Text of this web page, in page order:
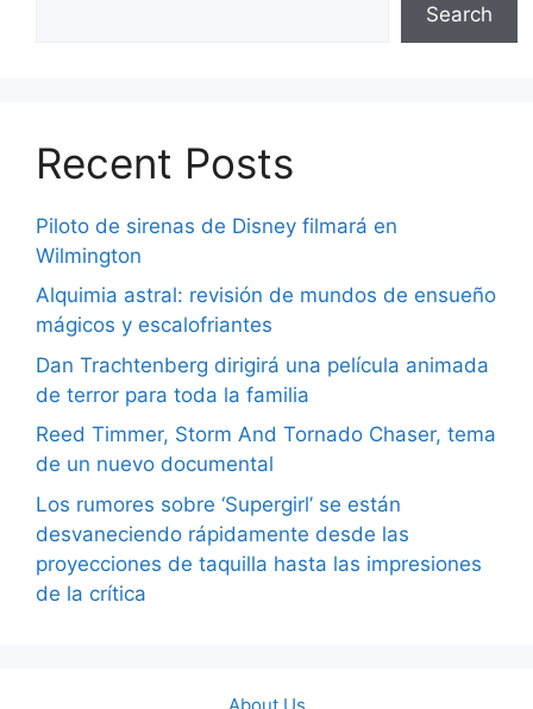
Search
Recent Posts
Piloto de sirenas de Disney filmará en
Wilmington
Alquimia astral: revisión de mundos de ensueño
mágicos y escalofriantes
Dan Trachtenberg dirigirá una película animada
de terror para toda la familia
Reed Timmer, Storm And Tornado Chaser, tema
de un nuevo documental
Los rumores sobre ‘Supergirl’ se están
desvaneciendo rápidamente desde las
proyecciones de taquilla hasta las impresiones
de la crítica
About Us